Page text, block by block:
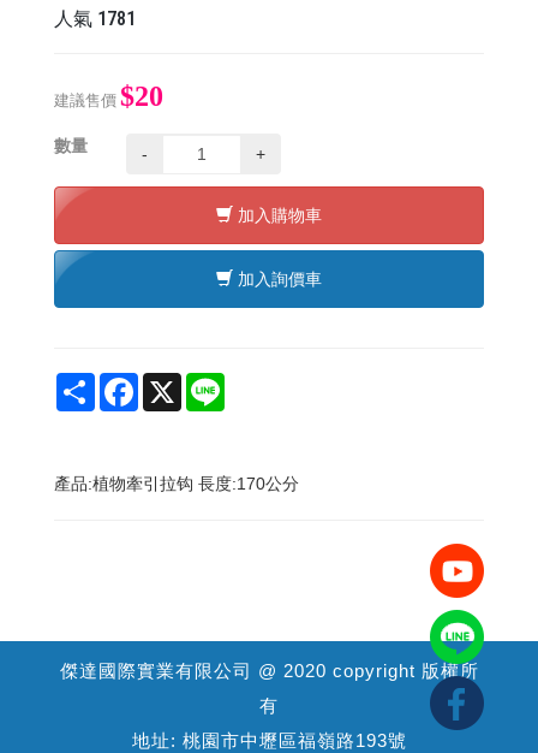
人氣 1781
建議售價 $20
數量 - +
加入購物車
加入詢價車
Share Facebook
X
產品:植物牽引拉钩 長度:170公分
傑達國際實業有限公司 @ 2020 copyright 版權所
有
地址: 桃園市中壢區福嶺路193號